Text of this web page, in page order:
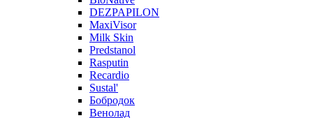
DEZPAPILON
MaxiVisor
Milk Skin
Predstanol
Rasputin
Recardio
Sustal'
Бобродок
Венолад